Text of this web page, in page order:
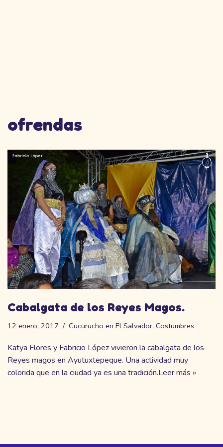
ofrendas
Cabalgata de los Reyes Magos.
12 enero, 2017 Cucurucho en El Salvador, Costumbres
Katya Flores y Fabricio López vivieron la cabalgata de los
Reyes magos en Ayutuxtepeque. Una actividad muy
colorida que en la ciudad ya es una tradición.Leer más »